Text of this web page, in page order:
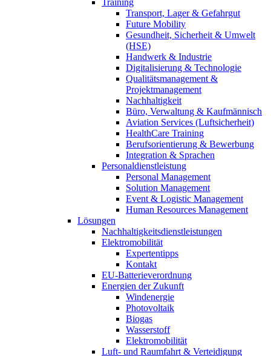
Transport, Lager & Gefahrgut
Future Mobility
Gesundheit, Sicherheit & Umwelt
(HSE)
Handwerk & Industrie
Digitalisierung & Technologie
Qualitätsmanagement &
Projektmanagement
Nachhaltigkeit
Büro, Verwaltung & Kaufmännisch
Aviation Services (Luftsicherheit)
HealthCare Training
Berufsorientierung & Bewerbung
Integration & Sprachen
Personaldienstleistung
Personal Management
Solution Management
Event & Logistic Management
Human Resources Management
Lösungen
Nachhaltigkeitsdienstleistungen
Elektromobilität
Expertentipps
Kontakt
EU-Batterieverordnung
Energien der Zukunft
Windenergie
Photovoltaik
Biogas
Wasserstoff
Elektromobilität
Luft- und Raumfahrt & Verteidigung